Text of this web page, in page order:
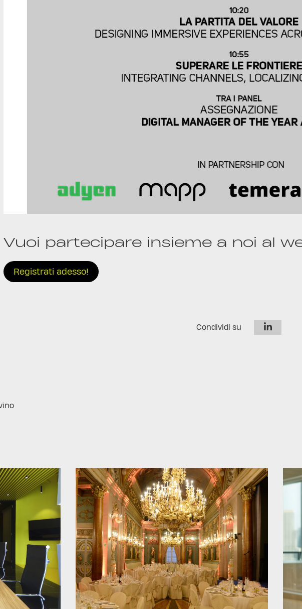
Vuoi partecipare insieme a noi al
Registrati adesso!
Condividi su